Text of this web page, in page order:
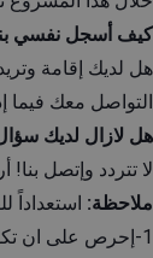
كيف أسجل نفسي
هل لديك إقامة
التواصل معك فيما
هل لازال لديك
لا تتردد وإتصل
ملاحظة:
1-إحرص على ان تكون سيرتك الذاتية جاهزة.